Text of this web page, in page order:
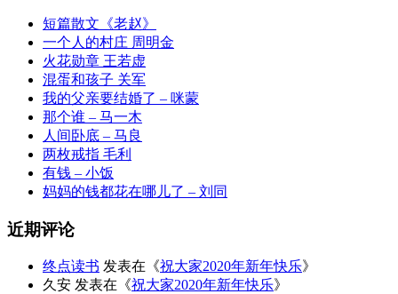
短篇散文《老赵》
一个人的村庄 周明金
火花勋章 王若虚
混蛋和孩子 关军
我的父亲要结婚了 – 咪蒙
那个谁 – 马一木
人间卧底 – 马良
两枚戒指 毛利
有钱 – 小饭
妈妈的钱都花在哪儿了 – 刘同
近期评论
终点读书 发表在《祝大家2020年新年快乐》
久安 发表在《祝大家2020年新年快乐》